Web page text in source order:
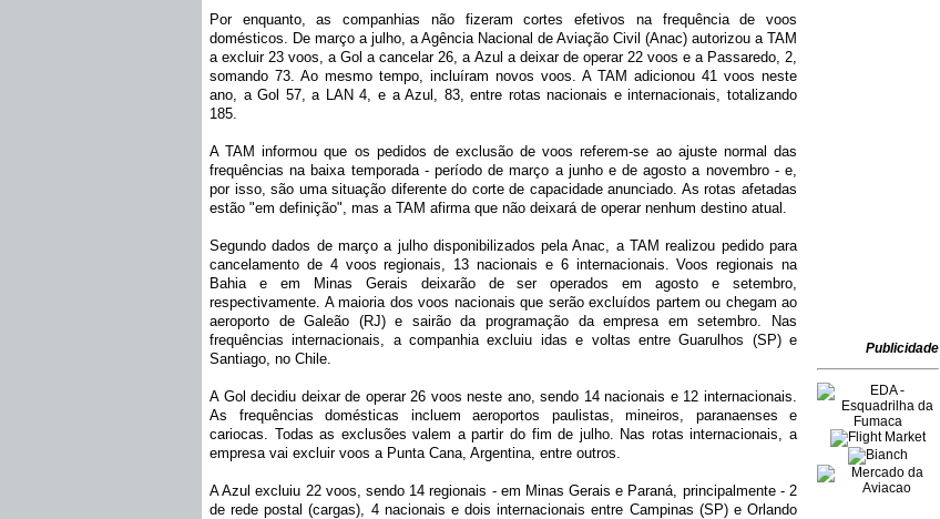
Por enquanto, as companhias não fizeram cortes efetivos na frequência de voos
domésticos. De março a julho, a Agência Nacional de Aviação Civil (Anac) autorizou a TAM
a excluir 23 voos, a Gol a cancelar 26, a Azul a deixar de operar 22 voos e a Passaredo, 2,
somando 73. Ao mesmo tempo, incluíram novos voos. A TAM adicionou 41 voos neste
ano, a Gol 57, a LAN 4, e a Azul, 83, entre rotas nacionais e internacionais, totalizando
185.
A TAM informou que os pedidos de exclusão de voos referem-se ao ajuste normal das
frequências na baixa temporada - período de março a junho e de agosto a novembro - e,
por isso, são uma situação diferente do corte de capacidade anunciado. As rotas afetadas
estão "em definição", mas a TAM afirma que não deixará de operar nenhum destino atual.
Segundo dados de março a julho disponibilizados pela Anac, a TAM realizou pedido para
cancelamento de 4 voos regionais, 13 nacionais e 6 internacionais. Voos regionais na
Bahia e em Minas Gerais deixarão de ser operados em agosto e setembro,
respectivamente. A maioria dos voos nacionais que serão excluídos partem ou chegam ao
aeroporto de Galeão (RJ) e sairão da programação da empresa em setembro. Nas
frequências internacionais, a companhia excluiu idas e voltas entre Guarulhos (SP) e
Santiago, no Chile.
A Gol decidiu deixar de operar 26 voos neste ano, sendo 14 nacionais e 12 internacionais.
As frequências domésticas incluem aeroportos paulistas, mineiros, paranaenses e
cariocas. Todas as exclusões valem a partir do fim de julho. Nas rotas internacionais, a
empresa vai excluir voos a Punta Cana, Argentina, entre outros.
A Azul excluiu 22 voos, sendo 14 regionais - em Minas Gerais e Paraná, principalmente - 2
de rede postal (cargas), 4 nacionais e dois internacionais entre Campinas (SP) e Orlando
Publicidade